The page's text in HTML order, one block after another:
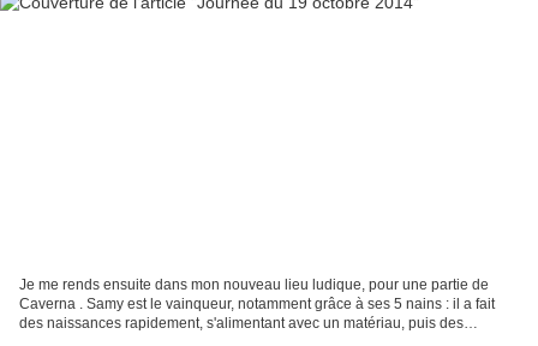
Je me rends ensuite dans mon nouveau lieu ludique, pour une partie de
Caverna . Samy est le vainqueur, notamment grâce à ses 5 nains : il a fait
des naissances rapidement, s'alimentant avec un matériau, puis des